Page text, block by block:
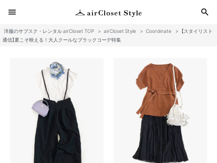
menu search
検
洋服のサブスク・レンタル airCloset TOP > airCloset Style > Coordinate > 【スタイリスト
通信】夏こそ映える！大人クールなブラックコーデ特集